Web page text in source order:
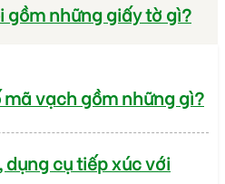
gồm những giấy tờ gì?
mã vạch gồm những gì?
dụng cụ tiếp xúc với